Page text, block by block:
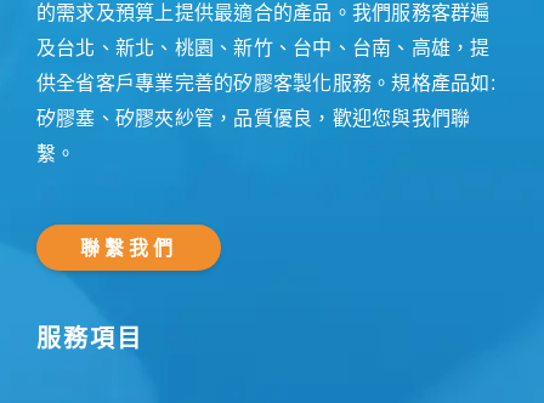
的需求及預算上提供最適合的產品。我們服務客群遍
及台北、新北、桃園、新竹、台中、台南、高雄，提
供全省客戶專業完善的矽膠客製化服務。規格產品如:
矽膠塞、矽膠夾紗管，品質優良，歡迎您與我們聯
繫。
聯繫我們
服務項目